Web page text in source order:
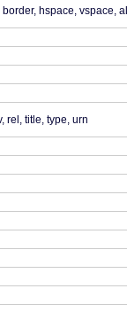
hspace, vspace,
rel, title, type, urn